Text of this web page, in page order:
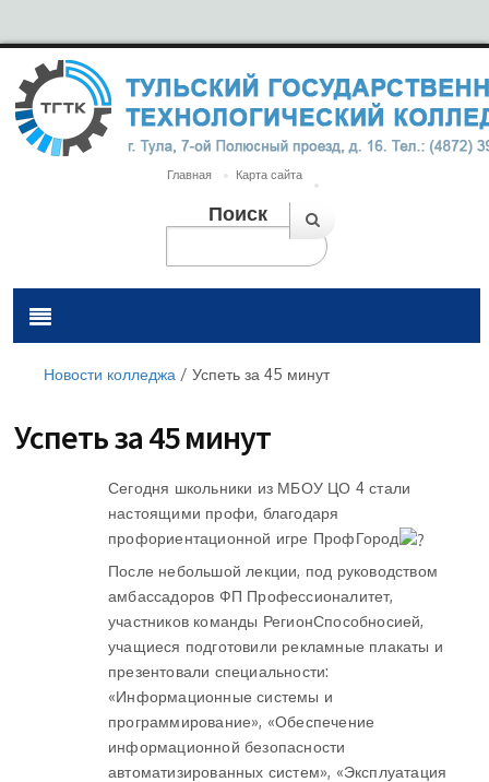
Главная Карта сайта
Поиск
Новости колледжа / Успеть за 45 минут
Успеть за 45 минут
Сегодня школьники из МБОУ ЦО 4 стали
настоящими профи, благодаря
профориентационной игре ПрофГород
После небольшой лекции, под руководством
амбассадоров ФП Профессионалитет,
участников команды РегионСпособносией,
учащиеся подготовили рекламные плакаты и
презентовали специальности:
«Информационные системы и
программирование», «Обеспечение
информационной безопасности
автоматизированных систем», «Эксплуатация